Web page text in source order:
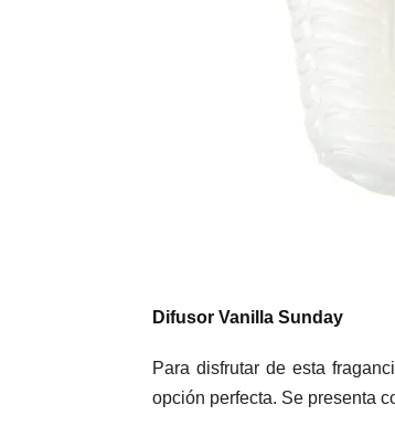
Difusor Vanilla Sunday
Para disfrutar de esta
opción perfecta. Se presenta